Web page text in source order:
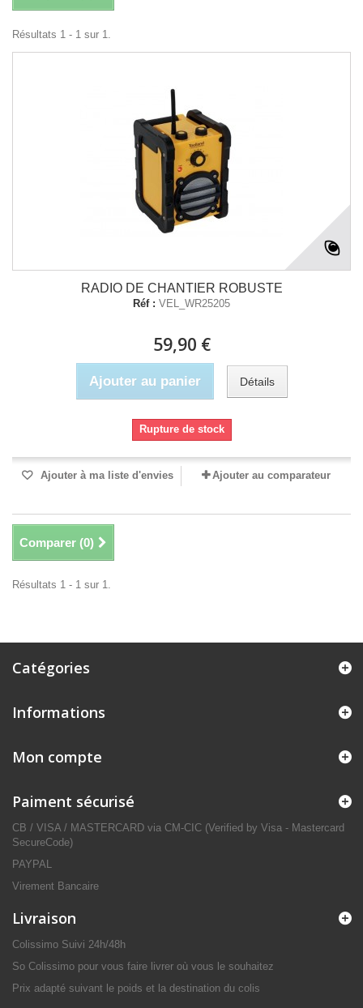
Résultats 1 - 1 sur 1.
RADIO DE CHANTIER ROBUSTE
Réf : VEL_WR25205
59,90 €
Ajouter au panier Détails
Rupture de stock
Ajouter à ma liste d'envies Ajouter au comparateur
Comparer (0)
Résultats 1 - 1 sur 1.
Catégories
Informations
Mon compte
Paiment sécurisé
CB / VISA / MASTERCARD via CM-CIC (Verified by Visa - Mastercard
SecureCode)
PAYPAL
Virement Bancaire
Livraison
Colissimo Suivi 24h/48h
So Colissimo pour vous faire livrer où vous le souhaitez
Prix adapté suivant le poids et la destination du colis